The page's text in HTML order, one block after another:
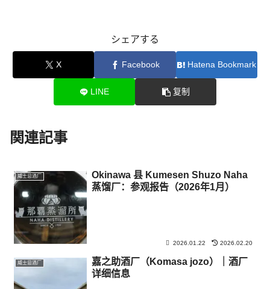
シェアする
X Facebook Hatena Bookmark
LINE 复制
関連記事
威士忌酒厂
Okinawa 县 Kumesen Shuzo Naha
蒸馏厂：参观报告（2026年1月）
2026.01.22 2026.02.20
威士忌酒厂
嘉之助酒厂（Komasa jozo）｜酒厂
详细信息